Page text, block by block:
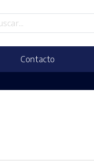
Contacto